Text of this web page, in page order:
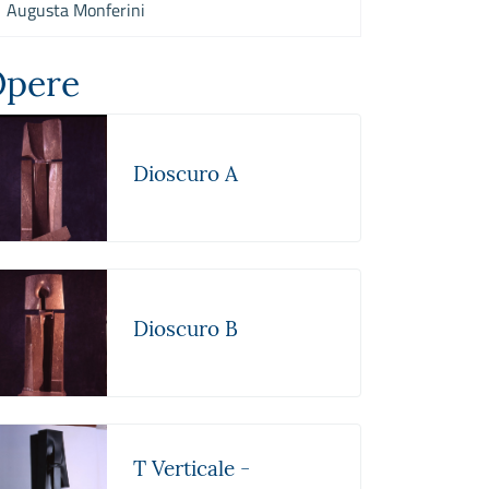
Augusta Monferini
Dioscuro A
Dioscuro B
T Verticale -